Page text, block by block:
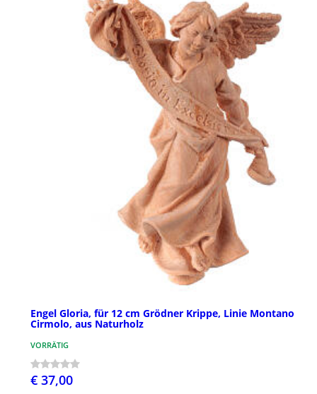
Engel Gloria, für 12 cm Grödner Krippe, Linie Montano
Cirmolo, aus Naturholz
VORRÄTIG
€ 37,00